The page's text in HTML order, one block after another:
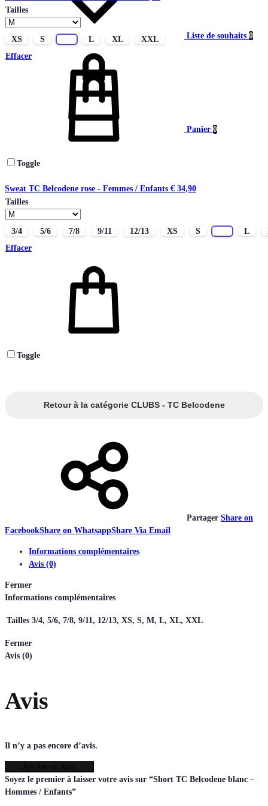
Liste de souhaits 0
Panier 0
Tailles
XS S L XL
XXL
Effacer
Toggle
Sweat TC Belcodene rose - Femmes / Enfants € 34,90
Tailles
3/4 5/6 7/8 9/11 12/13 XS S L
Effacer
Toggle
Retour à la catégorie CLUBS - TC Belcodene
Partager Share on
FacebookShare on WhatsappShare Via Email
Informations complémentaires
Avis (0)
Fermer
Informations complémentaires
Tailles 3/4, 5/6, 7/8, 9/11, 12/13, XS, S, M, L, XL, XXL
Fermer
Avis (0)
Avis
Il n’y a pas encore d’avis.
Soyez le premier à laisser votre avis sur “Short TC Belcodene blanc –
Hommes / Enfants”